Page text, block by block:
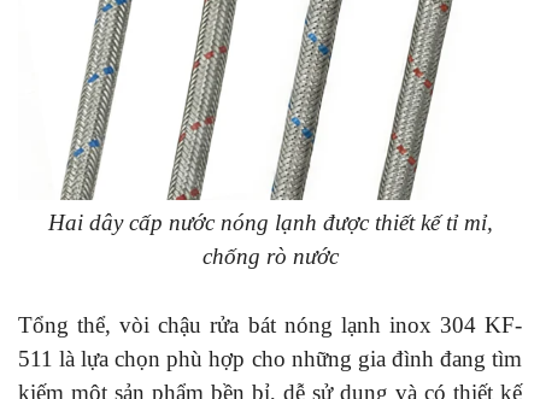
Hai dây cấp nước nóng lạnh được thiết kế tỉ mỉ,
chống rò nước
Tổng thể, vòi chậu rửa bát nóng lạnh inox 304 KF-
511 là lựa chọn phù hợp cho những gia đình đang tìm
kiếm một sản phẩm bền bỉ, dễ sử dụng và có thiết kế